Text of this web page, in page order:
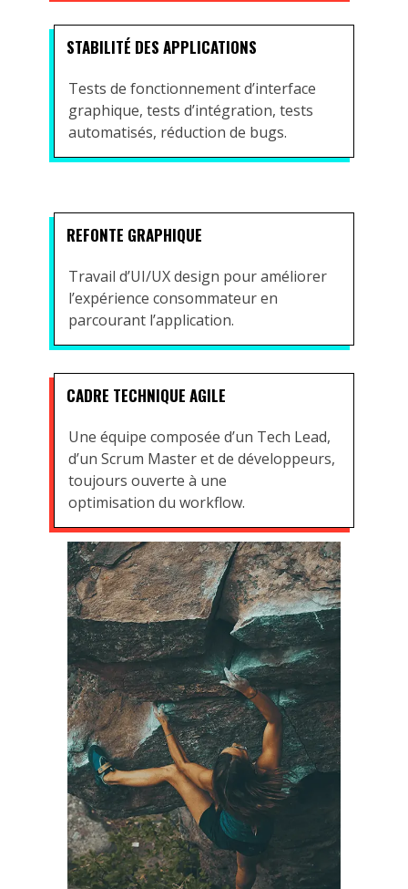
STABILITÉ DES APPLICATIONS
Tests de fonctionnement d’interface
graphique, tests d’intégration, tests
automatisés, réduction de bugs.
REFONTE GRAPHIQUE
Travail d’UI/UX design pour améliorer
l’expérience consommateur en
parcourant l’application.
CADRE TECHNIQUE AGILE
Une équipe composée d’un Tech Lead,
d’un Scrum Master et de développeurs,
toujours ouverte à une
optimisation du workflow.